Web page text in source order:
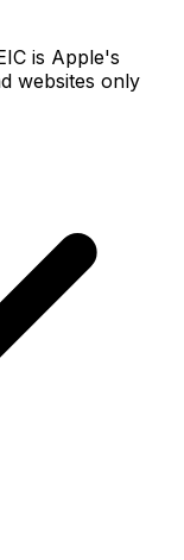
is Apple's
websites only